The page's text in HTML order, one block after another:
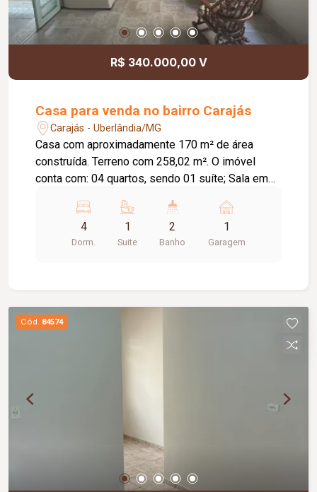
R$ 340.000,00 V
Casa para venda no bairro Carajás
Carajás - Uberlândia/MG
Casa com aproximadamente 170 m² de área
construída. Terreno com 258,02 m². O imóvel
conta com: 04 quartos, sendo 01 suíte; Sala em
Cozinha; Lavanderia; 02 despensas; Quintal; 01
vaga de garagem; Diferenciais: Toda murada;
Portão eletrônico; Cerca elétrica; Sistema de
4
Dorm.
1
Suite
2
Banho
1
Garagem
Cód. 84574